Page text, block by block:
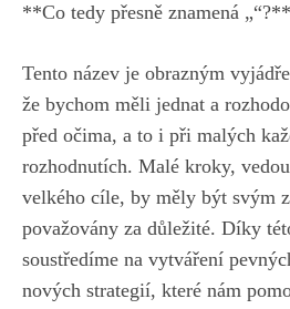
**Co tedy přesně znamená „“?**
Tento název je obrazným
že bychom ​měli jednat a
před očima, a to i při malých
rozhodnutích. Malé ⁢kroky,
velkého cíle, by měly být svým
považovány ​za důležité. Díky
soustředíme na‍ vytváření
nových strategií,‍ které nám